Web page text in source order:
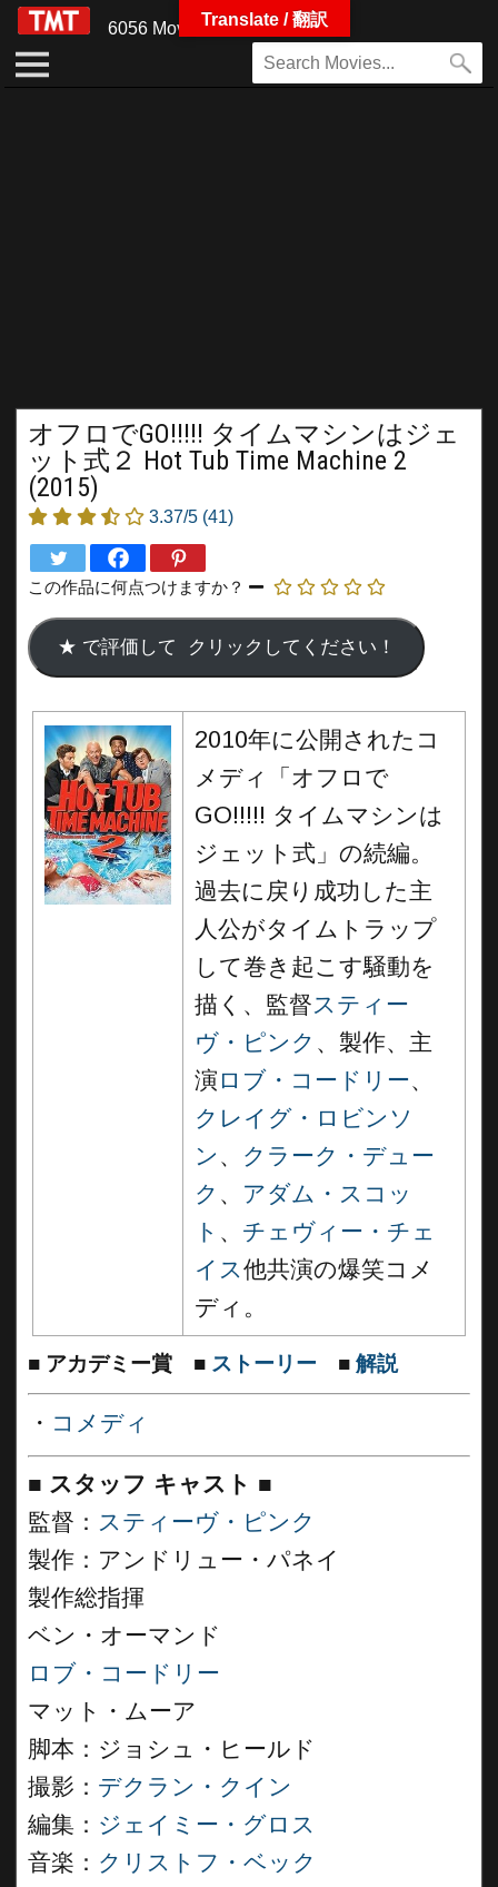
6056 Movies
オフロでGO!!!!! タイムマシンはジェ
ット式２ Hot Tub Time Machine 2
(2015)
3.37/5 (41)
この作品に何点つけますか？
2010年に公開されたコ
メディ「オフロで
GO!!!!! タイムマシンは
ジェット式」の続編。
過去に戻り成功した主
人公がタイムトラップ
して巻き起こす騒動を
描く、監督スティー
ヴ・ピンク 、製作、主
演 ロブ・コードリー、
クレイグ・ロビンソ
ン 、 クラーク・デュー
ク 、 アダム・スコッ
ト 、 チェヴィー・チェ
イス他共演の爆笑コメ
ディ。
■ アカデミー賞 ■ ストーリー ■ 解説
・ コメディ
■ スタッフ キャスト ■
監督： スティーヴ・ピンク
製作：アンドリュー・パネイ
製作総指揮
ベン・オーマンド
ロブ・コードリー
マット・ムーア
脚本：ジョシュ・ヒールド
撮影： デクラン・クイン
編集： ジェイミー・グロス
音楽： クリストフ・ベック
Translate / 翻訳